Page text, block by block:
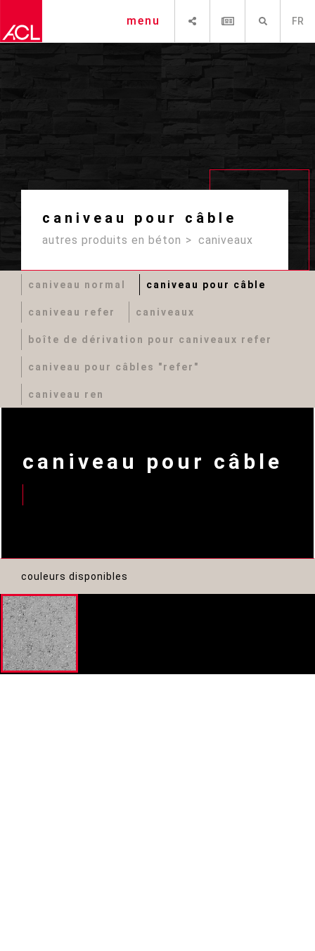
FR
menu
caniveau pour câble
autres produits en béton caniveaux
caniveau normal caniveau pour câble
caniveau refer caniveaux
boîte de dérivation pour caniveaux refer
caniveau pour câbles "refer"
caniveau ren
caniveau pour câble
couleurs disponibles